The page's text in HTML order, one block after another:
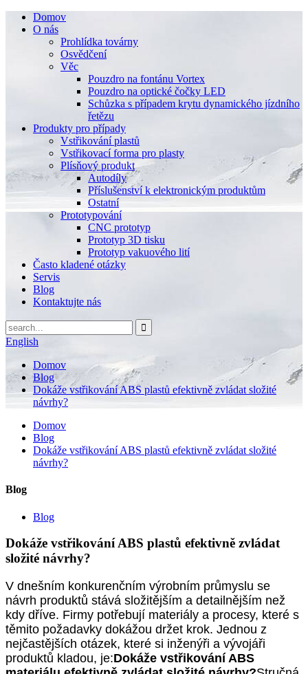
Domov
O nás
Prohlídka továrny
Osvědčení
Věc
Pouzdro na fontánu Vortex
Pouzdro na optické čočky LED
Schůzka s případem krytu dynamického jízdního
řetězu
Produkty pro případy
Vstřikování plastů
Vstřikovací forma pro plasty
Plísňový produkt
Autodíly
Příslušenství k elektronickým produktům
Ostatní
Prototypování
CNC prototyp
Prototyp 3D tisku
Prototyp vakuového lití
Často kladené otázky
Servis
Blog
Kontaktujte nás
English
Domov
Blog
Dokáže vstřikování ABS plastů efektivně zvládat složité
návrhy?
Domov
Blog
Dokáže vstřikování ABS plastů efektivně zvládat složité
návrhy?
Blog
Blog
Dokáže vstřikování ABS plastů efektivně zvládat
složité návrhy?
V dnešním konkurenčním výrobním průmyslu se
návrh produktů stává složitějším a detailnějším než
kdy dříve. Firmy potřebují materiály a procesy, které s
těmito požadavky dokážou držet krok. Jednou z
nejčastějších otázek, které si inženýři a vývojáři
produktů kladou, je:Dokáže vstřikování ABS